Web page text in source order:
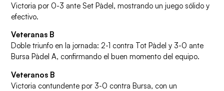
Victoria por 0-3 ante Set Pàdel, mostrando un juego sólido y
efectivo.
Veteranas B
Doble triunfo en la jornada: 2-1 contra Tot Pàdel y 3-0 ante
Bursa Pàdel A, confirmando el buen momento del equipo.
Veteranos B
Victoria contundente por 3-0 contra Bursa, con un